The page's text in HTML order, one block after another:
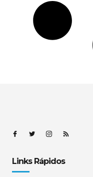
Links Rápidos